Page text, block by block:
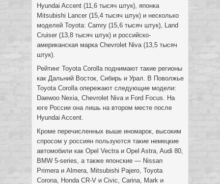
Hyundai Accent (11,6 тысяч штук), японка
Mitsubishi Lancer (15,4 тысяч штук) и несколько
моделей Toyota: Camry (15,6 тысяч штук), Land
Cruiser (13,8 тысяч штук) и российско-
американская марка Chevrolet Niva (13,5 тысяч
штук).
Рейтинг Toyota Corolla поднимают такие регионы
как Дальний Восток, Сибирь и Урал. В Поволжье
Toyota Corolla опережают следующие модели:
Daewoo Nexia, Chevrolet Niva и Ford Focus. На
юге России она лишь на втором месте после
Hyundai Accent.
Кроме перечисленных выше иномарок, высоким
спросом у россиян пользуются такие немецкие
автомобили как Opel Vectra и Opel Astra, Audi 80,
BMW 5-series, а также японские — Nissan
Primera и Almera, Mitsubishi Pajero, Toyota
Corona, Honda CR-V и Civic, Carina, Mark и